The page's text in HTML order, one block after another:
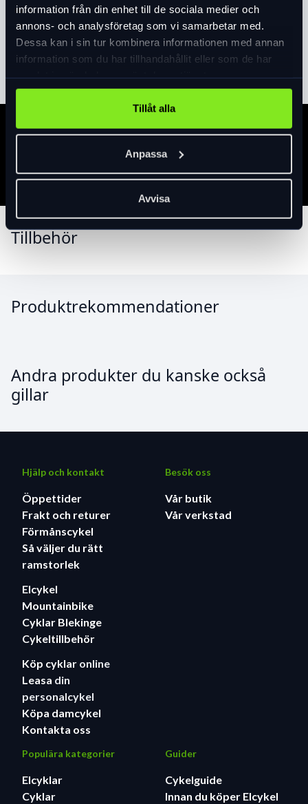
information från din enhet till de sociala medier och
annons- och analysföretag som vi samarbetar med.
Dessa kan i sin tur kombinera informationen med annan
information som du har tillhandahållit eller som de har
Tillåt alla
Anpassa
Avvisa
medan reflekterande detaljer ger extra synlighet. Kan enkelt
packas ihop och får lätt plats i cykeltröjans ryggficka.
• Vävt, tunt och lätt tyg av återvunna material och elastan
• Vind- och vattenavvisande tyg
• Mesh i ryggen
• Elastisk resår med silikongripper nedtill
• Liten sidficka med dragkedja
• Reflekterande detaljer • Tight fit
78% Polyamide Recycled, 22% Elastane Back, 88% Polyester
Recycled, 12% Elastane
Läs merexpand_more
Specifikation
Tillbehör
Produktrekommendationer
Andra produkter du kanske också
gillar
Hjälp och kontakt
Öppettider
Frakt och returer
Förmånscykel
Så väljer du rätt
ramstorlek
Elcykel
Mountainbike
Cyklar Blekinge
Cykeltillbehör
Köp cyklar online
Leasa din
personalcykel
Köpa damcykel
Kontakta oss
Besök oss
Vår butik
Vår verkstad
Populära kategorier
Elcyklar
Cyklar
Guider
Cykelguide
Innan du köper Elcykel